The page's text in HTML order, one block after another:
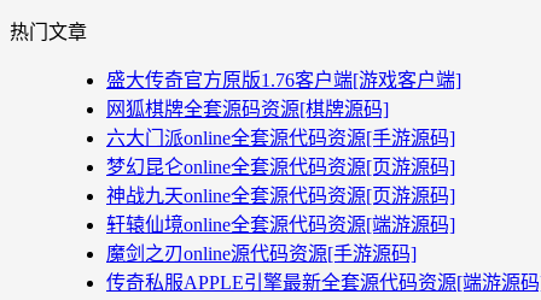
热门文章
盛大传奇官方原版1.76客户端[游戏客户端]
网狐棋牌全套源码资源[棋牌源码]
六大门派online全套源代码资源[手游源码]
梦幻昆仑online全套源代码资源[页游源码]
神战九天online全套源代码资源[页游源码]
轩辕仙境online全套源代码资源[端游源码]
魔剑之刃online源代码资源[手游源码]
传奇私服APPLE引擎最新全套源代码资源[端游源